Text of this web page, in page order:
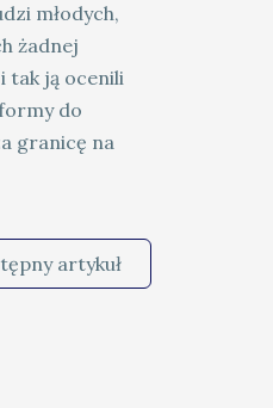
młodych,
żadnej
tak ją ocenili
do
granicę na
artykuł